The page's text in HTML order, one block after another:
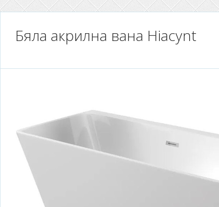
Бяла акрилна вана Hiacynt